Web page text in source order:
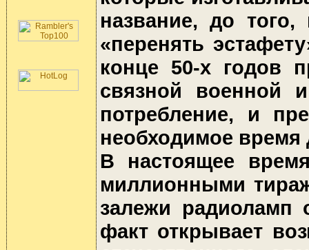
название, до
«перенять
конце 50-х годов
связной военной
потребление, и
необходимое время
В настоящее
миллионными
залежи радиоламп
факт открывает